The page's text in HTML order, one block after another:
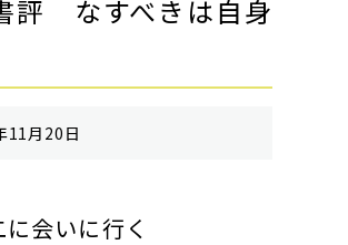
評 なすべきは自身
11月20日
会いに行く